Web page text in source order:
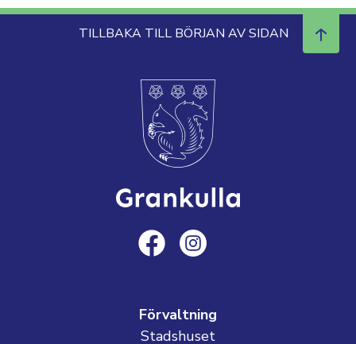
TILLBAKA TILL BÖRJAN AV SIDAN
Förvaltning
Stadshuset